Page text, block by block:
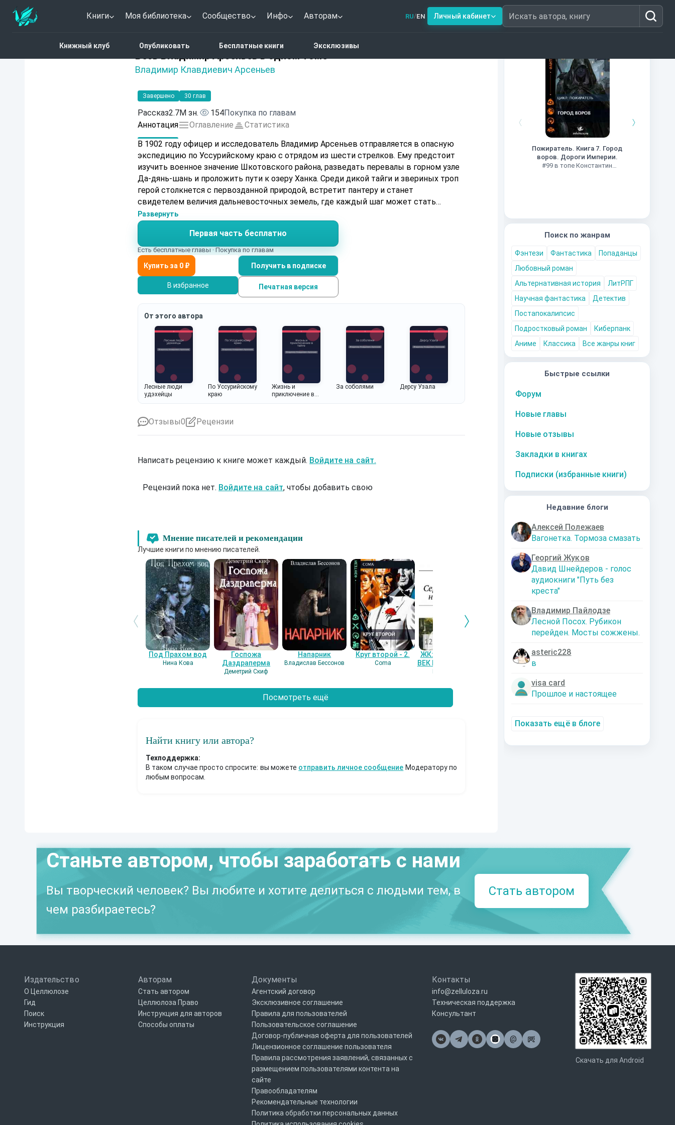
Книги Моя библиотека Сообщество Инфо Авторам RU/EN Личный кабинет Искать автора, книгу
Книжный клуб Опубликовать Бесплатные книги Эксклюзивы
Книги из топ-100
Пожиратель. Книга 7. Город
воров. Дороги Империи.
#99 в топе Константин
Поиск по жанрам
Фэнтези Фантастика
Попаданцы
Любовный роман
Альтернативная история
ЛитРПГ
Научная фантастика
Детектив
Постапокалипсис
Подростковый роман
Киберпанк
Аниме
Классика Все жанры книг
Быстрые ссылки
Форум
Новые главы
Новые отзывы
Закладки в книгах
Подписки (избранные книги)
Недавние блоги
Алексей Полежаев
Вагонетка. Тормоза смазать
Георгий Жуков
Давид Шнейдеров - голос
аудиокниги "Путь без
креста"
Владимир Пайлодзе
Лесной Посох. Рубикон
перейден. Мосты сожжены.
asteric228
в
visa card
Прошлое и настоящее
Показать ещё в блоге
Весь Владимир Арсеньев в одном томе
Владимир Клавдиевич Арсеньев
Нет оценок
Завершено 30 глав
Рассказ2.7M зн. 154Покупка по главам
Аннотация
Оглавление
Статистика
В 1902 году офицер и исследователь Владимир Арсеньев отправляется в опасную
экспедицию по Уссурийскому краю с отрядом из шести стрелков. Ему предстоит
изучить военное значение Шкотовского района, разведать перевалы в горном узле
Да-дянь-шань и проложить пути к озеру Ханка. Среди дикой тайги и звериных троп
герой столкнется с первозданной природой, встретит пантеру и станет
свидетелем величия дальневосточных земель, где каждый шаг может стать
последним.
Развернуть
Первая часть бесплатно
Есть бесплатные главы · Покупка по главам
Получить в подписке
В избранное Печатная версия
От этого автора
Лесные люди
удэхейцы
По Уссурийскому
краю
Жизнь и
приключение в
За соболями Дерсу Узала
Отзывы0 Рецензии
Написать рецензию к книге может каждый. Войдите на сайт.
Рецензий пока нет. Войдите на сайт, чтобы добавить свою
Мнение писателей и рекомендации
Лучшие книги по мнению писателей.
Под Прахом вод
Нина Кова
Госпожа
Даздраперма
Деметрий Скиф
Напарник
Владислав Бессонов
Круг второй - 2.
Coma
ЖК: СЕРЕБРЯНЫЙ
ВЕК НАШЕЙ ЛЮБВИ
Гость-121359
Дальняя
экспедиция
Александрович
Кто я? Или как
Посмотреть ещё
Найти книгу или автора?
Техподдержка:
В таком случае просто спросите: вы можете отправить личное сообщение Модератору по
любым вопросам.
Станьте автором, чтобы заработать с нами
Вы творческий человек? Вы любите и хотите делиться с людьми тем, в
чем разбираетесь?
Стать автором
Издательство
О Целлюлозе
Гид
Поиск
Инструкция
Авторам
Стать автором
Целлюлоза Право
Инструкция для авторов
Способы оплаты
Документы
Агентский договор
Эксклюзивное соглашение
Правила для пользователей
Пользовательское соглашение
Договор-публичная оферта для пользователей
Лицензионное соглашение пользователя
Правила рассмотрения заявлений, связанных с
размещением пользователями контента на
сайте
Правообладателям
Рекомендательные технологии
Политика обработки персональных данных
Контакты
info@zelluloza.ru
Техническая поддержка
Консультант
@Почта
Скачать для Android